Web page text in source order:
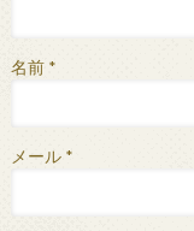
名前 *
メール *